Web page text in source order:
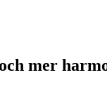
mer